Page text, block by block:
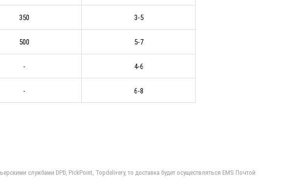
350 3-5
500 5-7
- 4-6
- 6-8
службами DPD, PickPoint, Topdelivery, то доставка будет осуществляться EMS Почтой